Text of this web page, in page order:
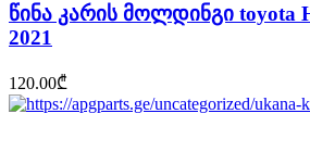
წინა კარის მოლდინგი toyota
2021
120.00₾